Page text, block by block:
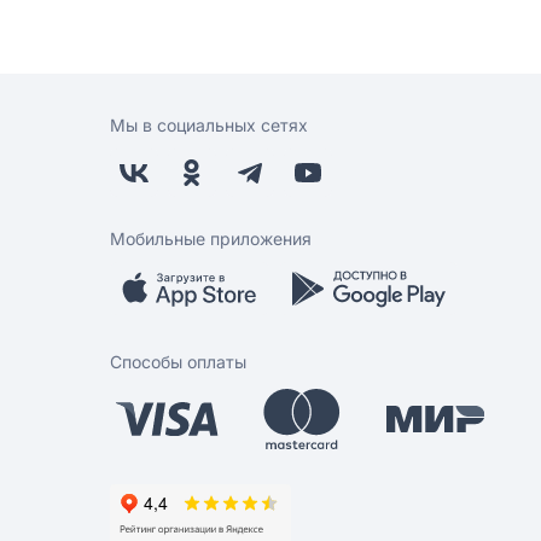
Мы в социальных сетях
Мобильные приложения
Способы оплаты